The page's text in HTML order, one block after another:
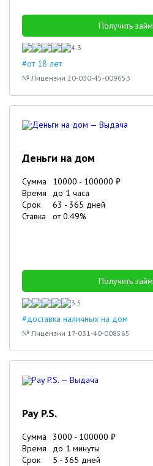
Деньги на дом
Сумма 10000 - 100000 ₽
Время
до 1 часа
Срок
63 - 365 дней
Ставка
от0.49%
Получить займ
3.5
#доставка наличных на дом
№ Лицензии 17-031-40-008565
Pay P.S.
Сумма 3000 - 100000 ₽
Время
до 1 минуты
Срок
5 - 365 дней
Получить займ
4.3
#от 18 лет
№ Лицензии 20-030-45-009653